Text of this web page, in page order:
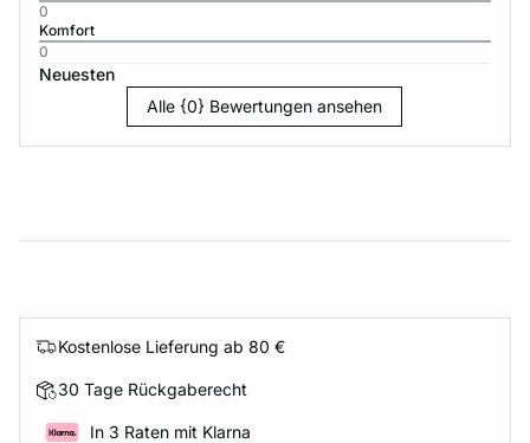
0
Komfort
0
Neuesten
Alle {0} Bewertungen ansehen
Kostenlose Lieferung ab 80 €
30 Tage Rückgaberecht
In 3 Raten mit Klarna